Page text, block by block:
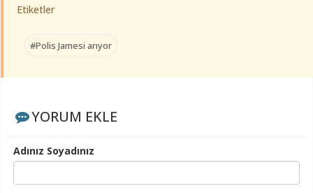
Etiketler
#Polis Jamesi arıyor
YORUM EKLE
Adınız Soyadınız